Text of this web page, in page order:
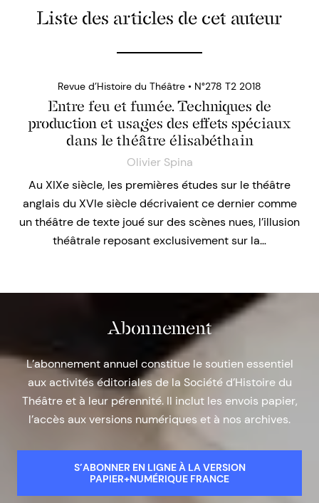
Liste des articles de cet auteur
Revue d’Histoire du Théâtre • N°278 T2 2018
Entre feu et fumée. Techniques de
production et usages des effets spéciaux
dans le théâtre élisabéthain
Olivier Spina
Au XIXe siècle, les premières études sur le théâtre
anglais du XVIe siècle décrivaient ce dernier comme
un théâtre de texte joué sur des scènes nues, l’illusion
théâtrale reposant exclusivement sur la…
Abonnement
L’abonnement annuel constitue le soutien essentiel
aux activités éditoriales de la Société d’Histoire du
Théâtre et à leur pérennité. Il inclut les envois papier,
l’accès aux versions numériques et à nos archives.
S’ABONNER EN LIGNE À LA VERSION
PAPIER+NUMÉRIQUE FRANCE